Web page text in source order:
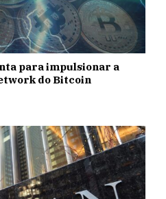
para impulsionar a
do Bitcoin